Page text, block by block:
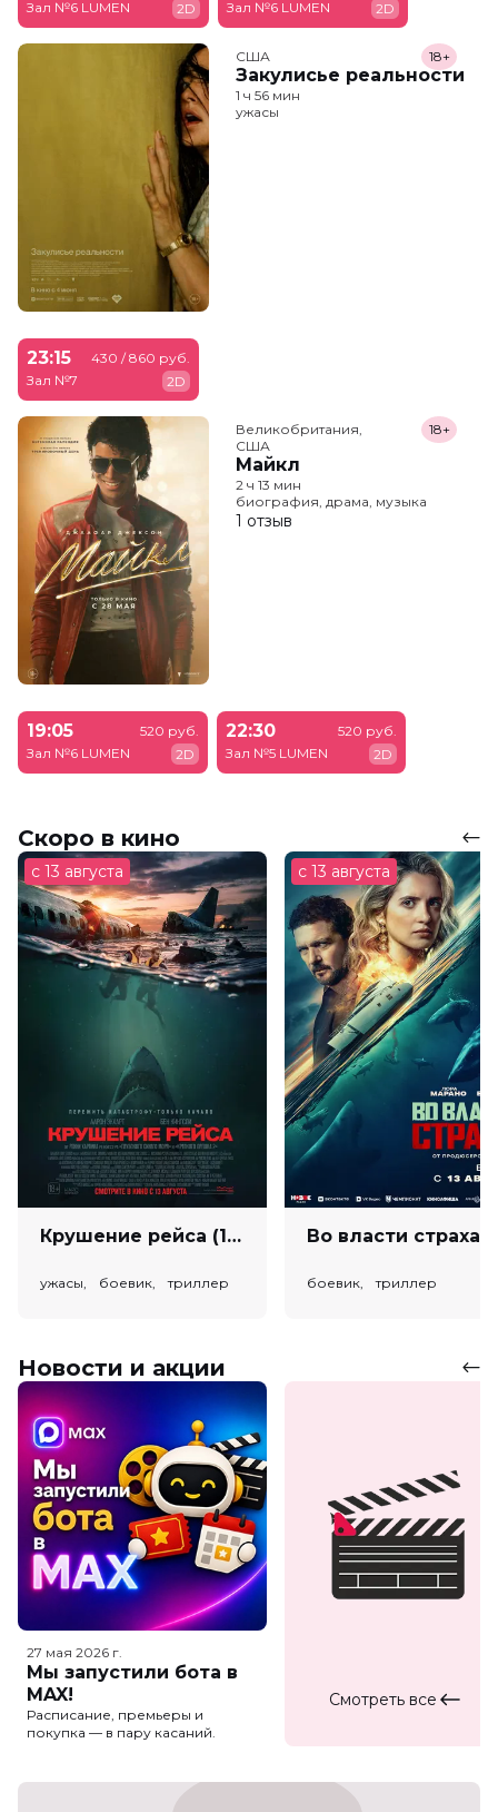
Зал №6 LUMEN
2D
Зал №6 LUMEN
2D
США
Закулисье реальности
18+
1 ч 56 мин
ужасы
23:15
Зал №7
430 / 860 руб.
2D
Великобритания,
США
Майкл
18+
2 ч 13 мин
биография, драма, музыка
1 отзыв
19:05
Зал №6 LUMEN
520 руб.
2D
22:30
Зал №5 LUMEN
520 руб.
2D
Скоро в кино
с 13 августа
Крушение рейса (18+)
ужасы, боевик, триллер
с 13 августа
боевик, триллер
Новости и акции
27 мая 2026 г.
Мы запустили бота в
MAX!
Расписание, премьеры и
покупка — в пару касаний.
Смотреть все